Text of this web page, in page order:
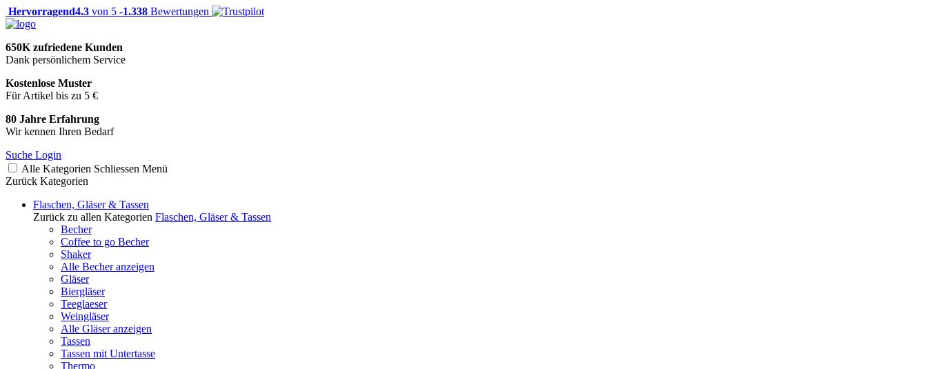
Hervorragend4.3 von 5 -1.338 Bewertungen
650K zufriedene Kunden
Dank persönlichem Service
Kostenlose Muster
Für Artikel bis zu 5 €
80 Jahre Erfahrung
Wir kennen Ihren Bedarf
Suche Login
Alle Kategorien Schliessen Menü
Zurück Kategorien
Flaschen, Gläser & Tassen
Zurück zu allen Kategorien Flaschen, Gläser & Tassen
Becher
Coffee to go Becher
Shaker
Alle Becher anzeigen
Gläser
Biergläser
Teeglaeser
Weingläser
Alle Gläser anzeigen
Tassen
Tassen mit Untertasse
Thermo